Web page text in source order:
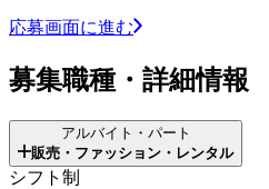
応募画面に進む
募集職種・詳細情報
アルバイト・パート
販売・ファッション・レンタル
シフト制